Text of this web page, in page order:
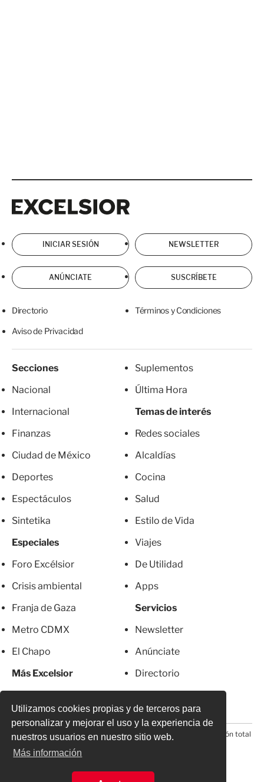
Utilizamos cookies propias y de terceros para
personalizar y mejorar el uso y la experiencia de
nuestros usuarios en nuestro sitio web.
Más información
INICIAR SESIÓN NEWSLETTER
ANÚNCIATE SUSCRÍBETE
Directorio Términos y Condiciones
Aviso de Privacidad
Secciones
Nacional
Internacional
Finanzas
Ciudad de México
Deportes
Espectáculos
Sintetika
Especiales
Foro Excélsior
Crisis ambiental
Franja de Gaza
Metro CDMX
El Chapo
Más Excelsior
Suplementos
Última Hora
Temas de interés
Redes sociales
Alcaldías
Cocina
Salud
Estilo de Vida
Viajes
De Utilidad
Apps
Servicios
Newsletter
Anúnciate
Directorio
© 2026 Todos los derechos reservados. Prohibida la reproducción total
o parcial, incluyendo cualquier medio electrónico*